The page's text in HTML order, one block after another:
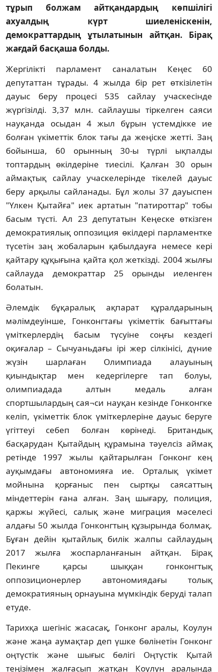
тұрып болжам айтқандардың көпшiлiгi
ахуалдың күрт шиеленiскенiн,
демократтардың ұтылатынын айтқан. Бiрақ
жағдай басқаша болды.
Жергiлiктi парламент саналатын Кеңес 60
депутаттан тұрады. 4 жылда бiр рет өткiзiлетiн
дауыс беру процесi 535 сайлау учаскесiнде
жүргiзiлдi. 3,37 млн. сайлаушы тiркелген саяси
науқанда осыдан 4 жыл бұрын үстемдiкке ие
болған үкiметтiк блок тағы да жеңiске жеттi. Заң
бойынша, 60 орынның 30-ы түрлi ықпалды
топтардың өкiлдерiне тиесiлi. Қалған 30 орын
аймақтық сайлау учаскелерiнде тiкелей дауыс
беру арқылы сайланады. Бұл жолы 37 дауыспен
"Үлкен Қытайға" иек артатын "патироттар" тобы
басым түстi. Ал 23 депутатын Кеңеске өткiзген
демократиялық оппозиция өкiлдерi парламентке
түсетiн заң жобаларын қабылдауға немесе керi
қайтару құқығына қайта қол жеткiздi. 2004 жылғы
сайлауда демократтар 25 орынды иеленген
болатын.
Әлемдiк бұқаралық ақпарат құралдарының
мәлiмдеуiнше, Гонконгтағы үкiметтiк бағыттағы
үмiткерлердiң басым түсуiне соңғы кездегi
оқиғалар – Сычуаньдағы iрi жер сiлкiнiсi, дүние
жүзiн шарлаған Олимпиада алауының
қиындықтар мен кедергiлерге тап болуы,
олимпиадада алтын медаль алған
спортшылардың сая¬си науқан кезiнде Гонконгке
келiп, үкiметтiк блок үмiткерлерiне дауыс беруге
үгiттеуi себеп болған көрiнедi. Британдық
басқарудан Қытайдың құрамына тәуелсiз аймақ
ретiнде 1997 жылы қайтарылған Гонконг кең
ауқымдағы автономияға ие. Орталық үкiмет
мойнына қорғаныс пен сыртқы саясаттың
мiндеттерiн ғана алған. Заң шығару, полиция,
қаржы жүйесi, салық және миграция мәселесi
алдағы 50 жылда Гонконгтың құзырында болмақ.
Бұған дейiн қытайлық билiк жалпы сайлаудың
2017 жылға жоспарланғанын айтқан. Бiрақ
Пекинге қарсы шыққан гонконгтық
оппозиционерлер автономиядағы толық
демократияның орнауына мүмкiндiк берудi талап
етуде.
Тарихқа шегiнiс жасасақ, Гонконг аралы, Коулун
және жаңа аумақтар деп үшке бөлiнетiн Гонконг
оңтүстiк және шығыс бөлiгi Оңтүстiк Қытай
теңiзiмен жалғасып жатқан Коулун аралында